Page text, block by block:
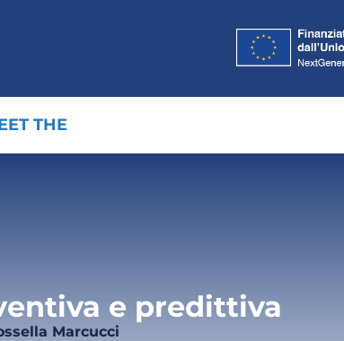
THE
e predittiva
Marcucci